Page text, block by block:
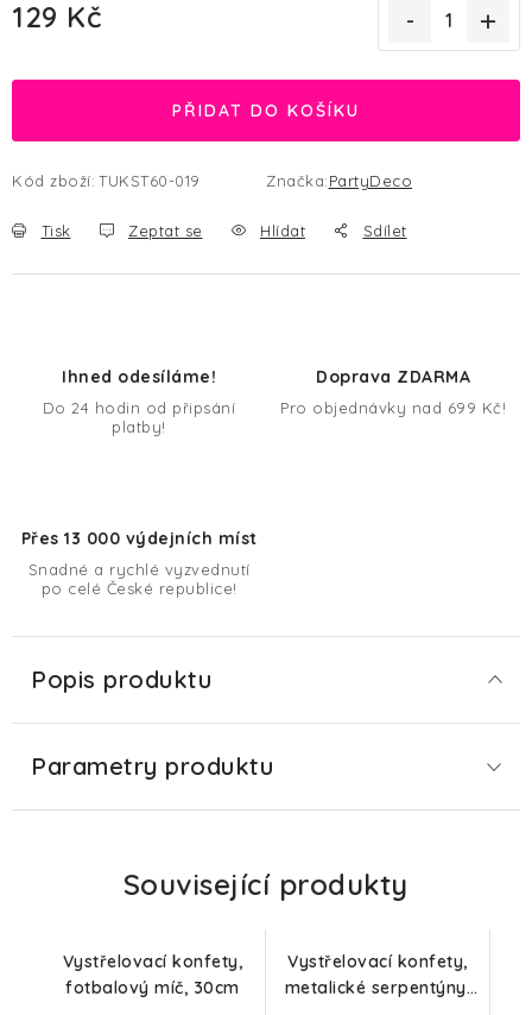
129 Kč
PŘIDAT DO KOŠÍKU
Kód zboží: TUKST60-019 Značka:PartyDeco
Tisk Zeptat se Hlídat Sdílet
Ihned odesíláme!
Do 24 hodin od připsání
platby!
Doprava ZDARMA
Pro objednávky nad 699 Kč!
Přes 13 000 výdejních míst
Snadné a rychlé vyzvednutí
po celé České republice!
Popis produktu
Parametry produktu
Související produkty
Vystřelovací konfety,
fotbalový míč, 30cm
Vystřelovací konfety,
metalické serpentýny,